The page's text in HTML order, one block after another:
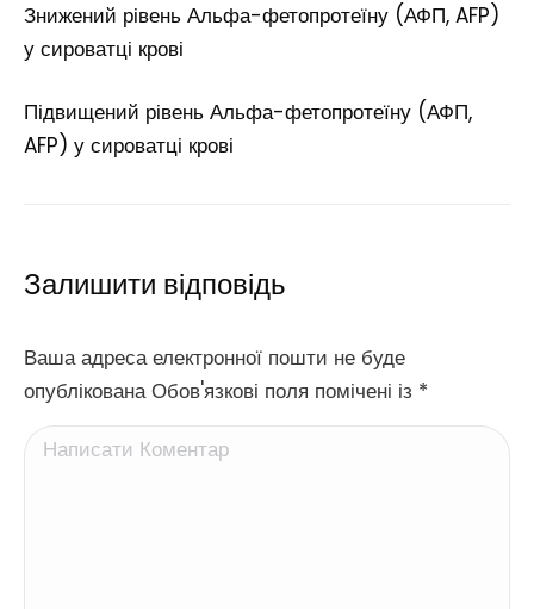
Знижений рівень Альфа-фетопротеїну (АФП, AFP)
у сироватці крові
Підвищений рівень Альфа-фетопротеїну (АФП,
AFP) у сироватці крові
Залишити відповідь
Ваша адреса електронної пошти не буде
опублікована Обов'язкові поля помічені із *
Написати Коментар